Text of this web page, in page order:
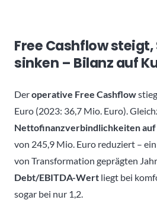
Free Cashflow
sinken – Bilanz auf
Deroperative Free Cashflow
Euro (2023: 36,7 Mio. Euro).
Nettofinanzverbindlichkeiten auf
von 245,9 Mio. Euro reduziert –
von Transformation geprägten
Debt/EBITDA-Wert liegt bei
sogar bei nur 1,2.